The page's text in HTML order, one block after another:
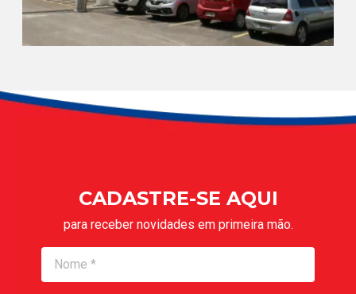
CADASTRE-SE AQUI
para receber novidades em primeira mão.
Nome